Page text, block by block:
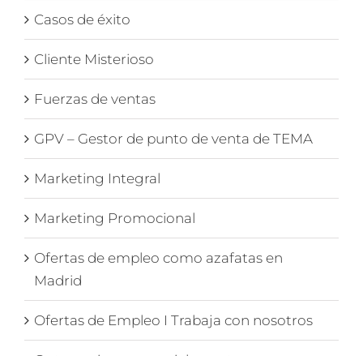
Casos de éxito
Cliente Misterioso
Fuerzas de ventas
GPV – Gestor de punto de venta de TEMA
Marketing Integral
Marketing Promocional
Ofertas de empleo como azafatas en
Madrid
Ofertas de Empleo I Trabaja con nosotros